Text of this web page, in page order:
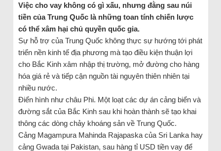
Việc cho vay không có gì xấu, nhưng đằng sau núi
tiền của Trung Quốc là những toan tính chiến lược
có thể xâm hại chủ quyền quốc gia.
Sự hỗ trợ của Trung Quốc không thực sự hướng tới phát
triển nền kinh tế địa phương mà tạo điều kiện thuận lợi
cho Bắc Kinh xâm nhập thị trường, mở đường cho hàng
hóa giá rẻ và tiếp cận nguồn tài nguyên thiên nhiên tại
nhiều nước.
Điển hình như châu Phi. Một loạt các dự án cảng biển và
đường sắt của Bắc Kinh sau khi hoàn thành sẽ tạo khai
thông các dòng chảy khoáng sản về Trung Quốc.
Cảng Magampura Mahinda Rajapaska của Sri Lanka hay
cảng Gwada tại Pakistan, sau hàng tỉ USD tiền vay để